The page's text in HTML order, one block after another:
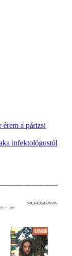
a párizsi
infektológustól